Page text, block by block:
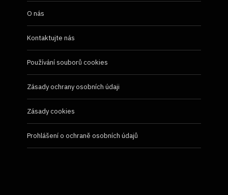
O nás
Kontaktujte nás
Používání souborů cookies
Zásady ochrany osobních údaji
Zásady cookies
Prohlášení o ochraně osobních údajů